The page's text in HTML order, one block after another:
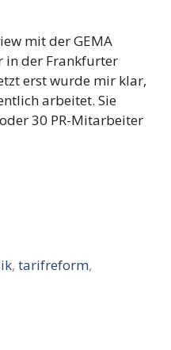
mit der GEMA
in der Frankfurter
erst wurde mir klar,
arbeitet. Sie
30 PR-Mitarbeiter
,tarifreform,